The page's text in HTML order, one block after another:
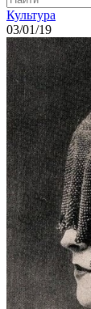
Культура
03/01/19